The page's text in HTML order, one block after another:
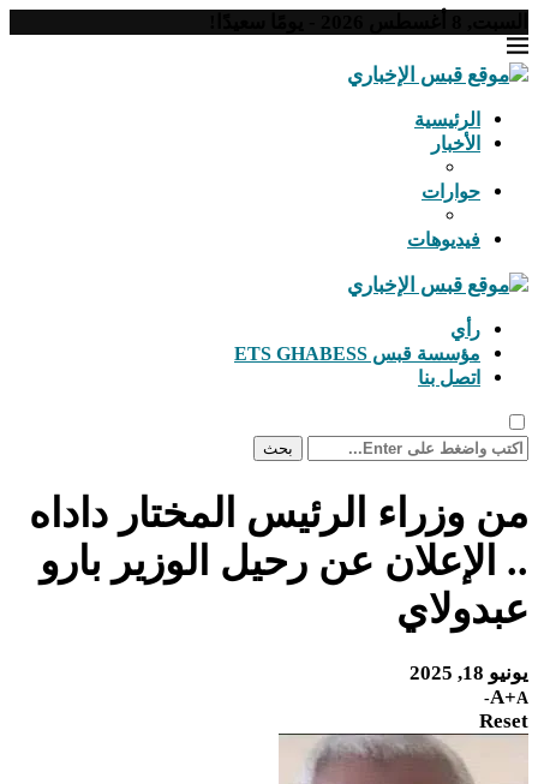
الرئيسية
الأخبار
حوارات
فيديوهات
رأي
مؤسسة قبس ETS GHABESS
اتصل بنا
بحث
من وزراء الرئيس المختار داداه
.. الإعلان عن رحيل الوزير بارو
عبدولاي
يونيو 18, 2025
A+A-
Reset